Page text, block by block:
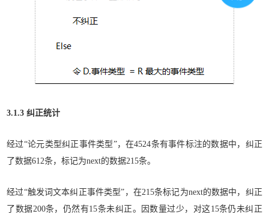
3.1.3 纠正统计
经过“论元类型纠正事件类型”，在4524条有事件标注的数据中，纠正
了数据612条，标记为next的数据215条。
经过“触发词文本纠正事件类型”，在215条标记为next的数据中，纠正
了数据200条，仍然有15条未纠正。因数量过少，对这15条仍未纠正